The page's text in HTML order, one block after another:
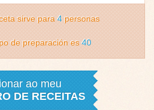
sirve para4personas
de preparación es40
ao meu
DE RECEITAS